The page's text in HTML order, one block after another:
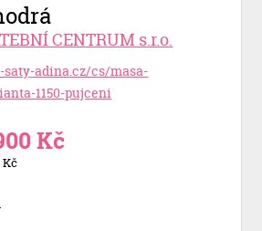
CENTRUM s.r.o.
adina.cz/cs/masa-
1150-pujceni
Kč
Kč